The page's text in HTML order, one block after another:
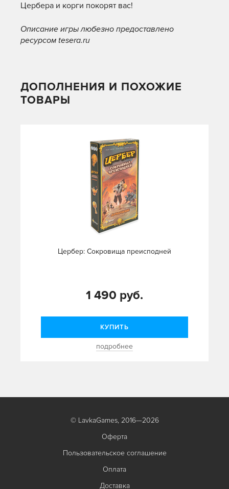
Цербера и корги покорят вас!
Описание игры любезно предоставлено
ресурсом tesera.ru
ДОПОЛНЕНИЯ И ПОХОЖИЕ
ТОВАРЫ
Цербер: Сокровища преисподней
1 490 руб.
КУПИТЬ
подробнее
© LavkaGames, 2016—2026
Оферта
Пользовательское соглашение
Оплата
Доставка